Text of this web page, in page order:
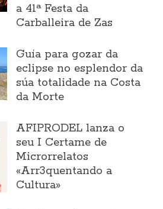
a 41ª Festa da
Carballeira de Zas
Guía para gozar da
eclipse no esplendor da
súa totalidade na Costa
da Morte
AFIPRODEL lanza o
seu I Certame de
Microrrelatos
«Arr3quentando a
Cultura»